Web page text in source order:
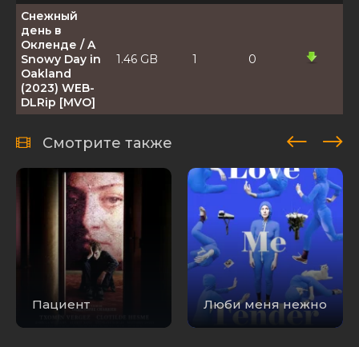
Снежный
день в
Окленде / A
Snowy Day in
Oakland
(2023) WEB-
DLRip [MVO]
1.46 GB 1 0
Смотрите также
Пациент Люби меня нежно